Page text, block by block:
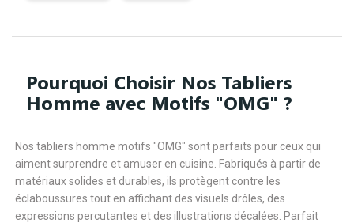
Pourquoi Choisir Nos Tabliers
Homme avec Motifs "OMG" ?
Nos tabliers homme motifs "OMG" sont parfaits pour ceux qui
aiment surprendre et amuser en cuisine. Fabriqués à partir de
matériaux solides et durables, ils protègent contre les
éclaboussures tout en affichant des visuels drôles, des
expressions percutantes et des illustrations décalées. Parfait